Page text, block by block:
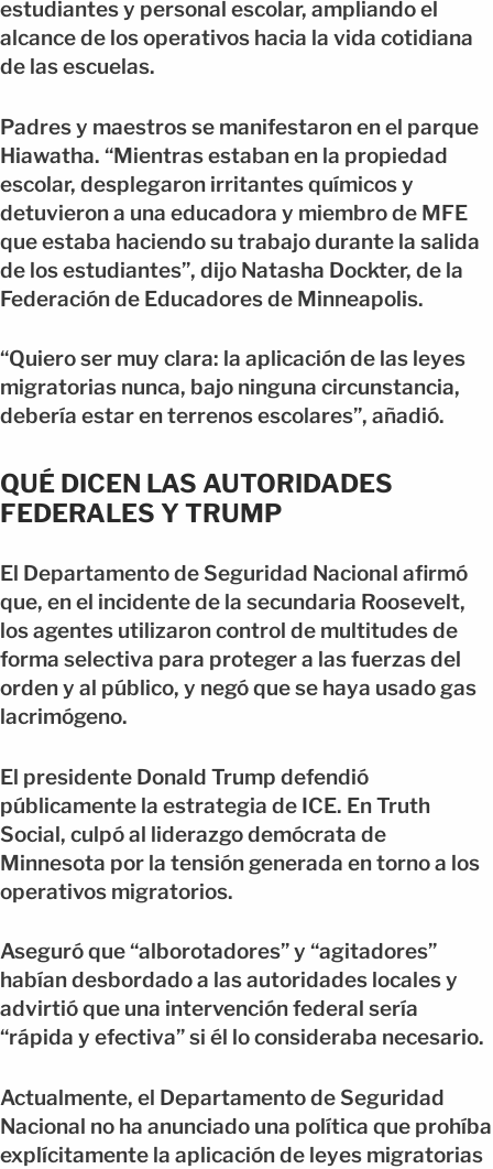
estudiantes y personal escolar, ampliando el
alcance de los operativos hacia la vida cotidiana
de las escuelas.
Padres y maestros se manifestaron en el parque
Hiawatha. “Mientras estaban en la propiedad
escolar, desplegaron irritantes químicos y
detuvieron a una educadora y miembro de MFE
que estaba haciendo su trabajo durante la salida
de los estudiantes”, dijo Natasha Dockter, de la
Federación de Educadores de Minneapolis.
“Quiero ser muy clara: la aplicación de las leyes
migratorias nunca, bajo ninguna circunstancia,
debería estar en terrenos escolares”, añadió.
QUÉ DICEN LAS AUTORIDADES
FEDERALES Y TRUMP
El Departamento de Seguridad Nacional afirmó
que, en el incidente de la secundaria Roosevelt,
los agentes utilizaron control de multitudes de
forma selectiva para proteger a las fuerzas del
orden y al público, y negó que se haya usado gas
lacrimógeno.
El presidente Donald Trump defendió
públicamente la estrategia de ICE. En Truth
Social, culpó al liderazgo demócrata de
Minnesota por la tensión generada en torno a los
operativos migratorios.
Aseguró que “alborotadores” y “agitadores”
habían desbordado a las autoridades locales y
advirtió que una intervención federal sería
“rápida y efectiva” si él lo consideraba necesario.
Actualmente, el Departamento de Seguridad
Nacional no ha anunciado una política que prohíba
explícitamente la aplicación de leyes migratorias